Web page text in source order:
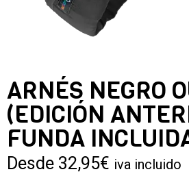
ARNÉS NEGRO
(EDICIÓN
FUNDA
Desde 32,95€ iva incluido